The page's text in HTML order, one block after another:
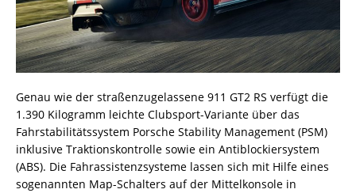
Genau wie der straßenzugelassene 911 GT2 RS verfügt die
1.390 Kilogramm leichte Clubsport-Variante über das
Fahrstabilitätssystem Porsche Stability Management (PSM)
inklusive Traktionskontrolle sowie ein Antiblockiersystem
(ABS). Die Fahrassistenzsysteme lassen sich mit Hilfe eines
sogenannten Map-Schalters auf der Mittelkonsole in